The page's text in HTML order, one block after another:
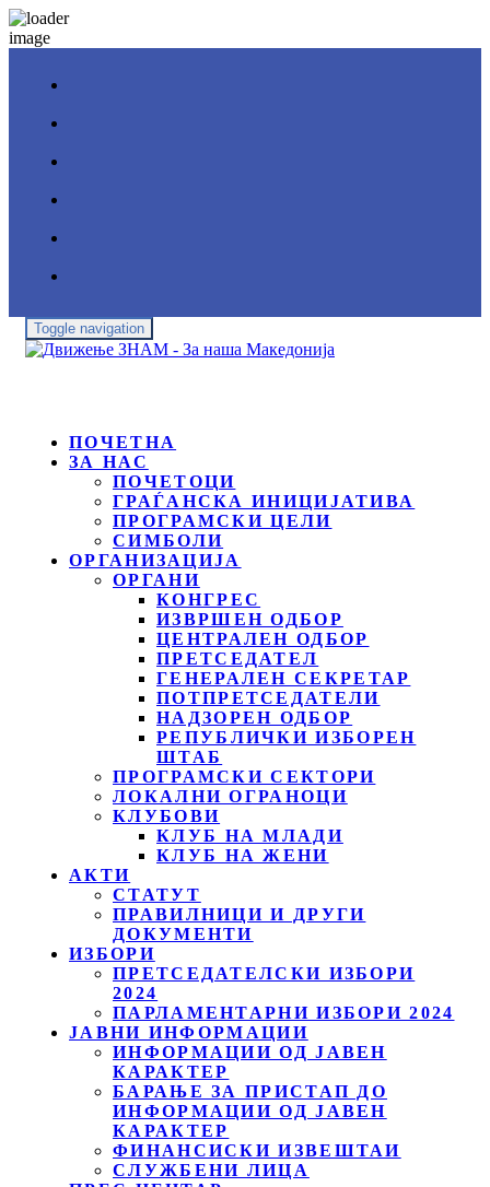
Toggle navigation
ПОЧЕТНА
ЗА НАС
ПОЧЕТОЦИ
ГРАЃАНСКА ИНИЦИЈАТИВА
ПРОГРАМСКИ ЦЕЛИ
СИМБОЛИ
ОРГАНИЗАЦИЈА
ОРГАНИ
КОНГРЕС
ИЗВРШЕН ОДБОР
ЦЕНТРАЛЕН ОДБОР
ПРЕТСЕДАТЕЛ
ГЕНЕРАЛЕН СЕКРЕТАР
ПОТПРЕТСЕДАТЕЛИ
НАДЗОРЕН ОДБОР
РЕПУБЛИЧКИ ИЗБОРЕН
ШТАБ
ПРОГРАМСКИ СЕКТОРИ
ЛОКАЛНИ ОГРАНОЦИ
КЛУБОВИ
КЛУБ НА МЛАДИ
КЛУБ НА ЖЕНИ
АКТИ
СТАТУТ
ПРАВИЛНИЦИ И ДРУГИ
ДОКУМЕНТИ
ИЗБОРИ
ПРЕТСЕДАТЕЛСКИ ИЗБОРИ
2024
ПАРЛАМЕНТАРНИ ИЗБОРИ 2024
ЈАВНИ ИНФОРМАЦИИ
ИНФОРМАЦИИ ОД ЈАВЕН
КАРАКТЕР
БАРАЊЕ ЗА ПРИСТАП ДО
ИНФОРМАЦИИ ОД ЈАВЕН
КАРАКТЕР
ФИНАНСИСКИ ИЗВЕШТАИ
СЛУЖБЕНИ ЛИЦА